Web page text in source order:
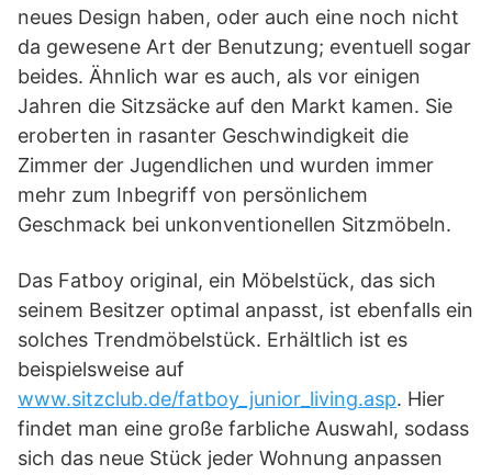
neues Design haben, oder auch eine noch nicht
da gewesene Art der Benutzung; eventuell sogar
beides. Ähnlich war es auch, als vor einigen
Jahren die Sitzsäcke auf den Markt kamen. Sie
eroberten in rasanter Geschwindigkeit die
Zimmer der Jugendlichen und wurden immer
mehr zum Inbegriff von persönlichem
Geschmack bei unkonventionellen Sitzmöbeln.
Das Fatboy original, ein Möbelstück, das sich
seinem Besitzer optimal anpasst, ist ebenfalls ein
solches Trendmöbelstück. Erhältlich ist es
beispielsweise auf
www.sitzclub.de/fatboy_junior_living.asp. Hier
findet man eine große farbliche Auswahl, sodass
sich das neue Stück jeder Wohnung anpassen